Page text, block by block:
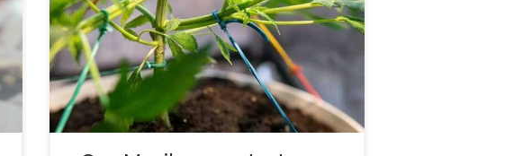
marihuana jest szkodliwa dla wątroby,
ponieważ badania są wciąż na wczesnym
etapie, a te, które istnieją, są dość
sprzeczne. Niektóre badania kliniczne nie
wykazały znaczącej różnicy w
funkcjonowaniu wątroby wśród […]